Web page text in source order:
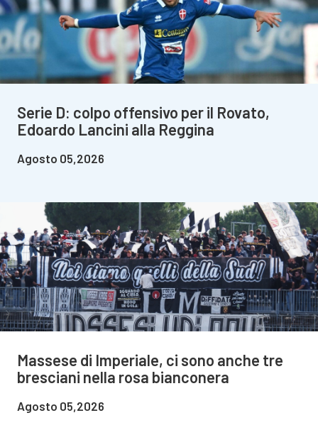
Serie D: colpo offensivo per il Rovato,
Edoardo Lancini alla Reggina
Agosto 05,2026
Massese di Imperiale, ci sono anche tre
bresciani nella rosa bianconera
Agosto 05,2026